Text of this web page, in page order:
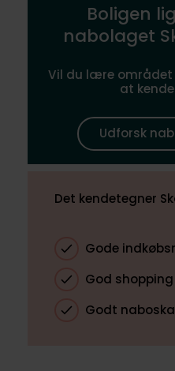
Boligen
nabolaget
Vil du lære området
at
Udforsk
Det kendetegner
Gode
God shopping
Godt